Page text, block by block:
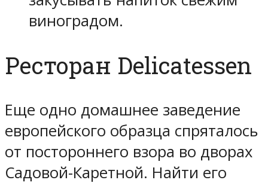
виноградом.
Ресторан Delicatessen
Еще одно домашнее заведение
европейского образца спряталось
от постороннего взора во дворах
Садовой-Каретной. Найти его